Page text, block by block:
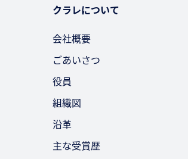
クラレについて
会社概要
ごあいさつ
役員
組織図
沿革
主な受賞歴